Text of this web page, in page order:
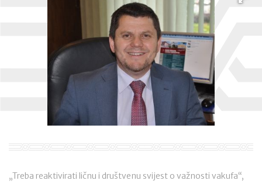
„Treba reaktivirati ličnu i društvenu svijest o važnosti vakufa“,